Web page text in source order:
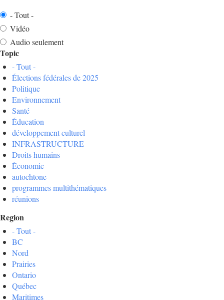
- Tout -
Vidéo
Audio seulement
Topic
- Tout -
Élections fédérales de 2025
Politique
Environnement
Santé
Éducation
développement culturel
INFRASTRUCTURE
Droits humains
Économie
autochtone
programmes multithématiques
réunions
Region
- Tout -
BC
Nord
Prairies
Ontario
Québec
Maritimes